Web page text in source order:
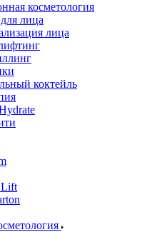
косметология
лица
лица
коктейль
Lift